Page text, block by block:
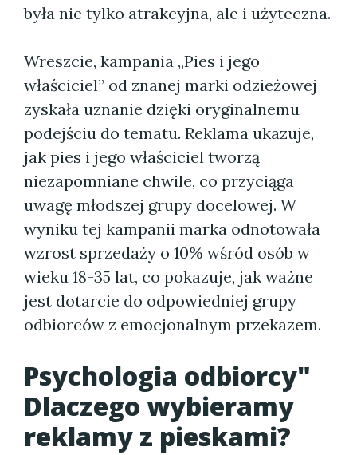
była nie tylko atrakcyjna, ale i użyteczna.
Wreszcie, kampania „Pies i jego
właściciel” od znanej marki odzieżowej
zyskała uznanie dzięki oryginalnemu
podejściu do tematu. Reklama ukazuje,
jak pies i jego właściciel tworzą
niezapomniane chwile, co przyciąga
uwagę młodszej grupy docelowej. W
wyniku tej kampanii marka odnotowała
wzrost sprzedaży o 10% wśród osób w
wieku 18-35 lat, co pokazuje, jak ważne
jest dotarcie do odpowiedniej grupy
odbiorców z emocjonalnym przekazem.
Psychologia odbiorcy"
Dlaczego wybieramy
reklamy z pieskami?